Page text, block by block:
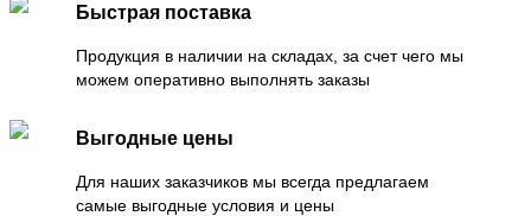
Быстрая поставка
Продукция в наличии на складах, за счет чего мы
можем оперативно выполнять заказы
Выгодные цены
Для наших заказчиков мы всегда предлагаем
самые выгодные условия и цены